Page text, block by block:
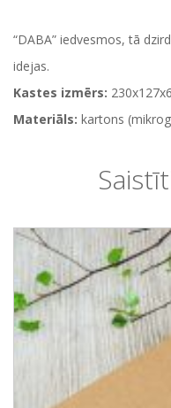
“DABA” iedvesmos, tā
idejas.
Kastes izmērs:
Materiāls: kartons